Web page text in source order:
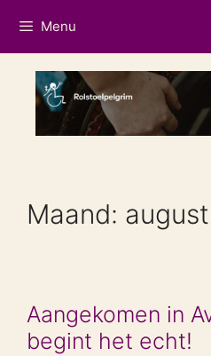
naar
de
inhoud
Menu
Maand:
Aangekomen in
begint het echt!